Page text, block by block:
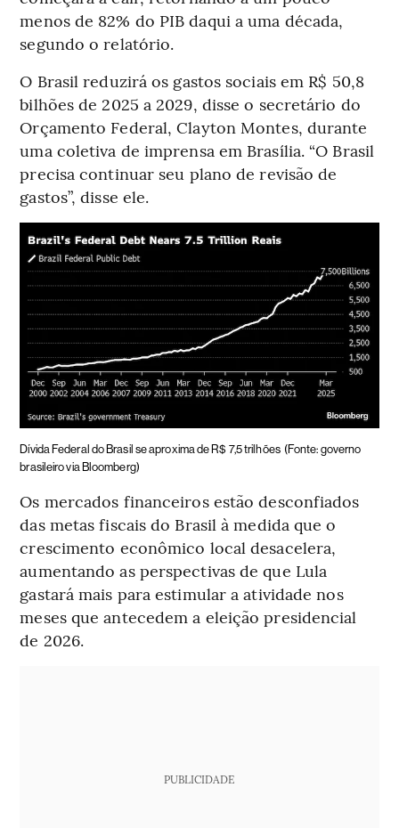
menos de 82% do PIB daqui a uma década,
segundo o relatório.
O Brasil reduzirá os gastos sociais em R$ 50,8
bilhões de 2025 a 2029, disse o secretário do
Orçamento Federal, Clayton Montes, durante
uma coletiva de imprensa em Brasília. “O Brasil
precisa continuar seu plano de revisão de
gastos”, disse ele.
Dívida Federal do Brasil se aproxima de R$ 7,5 trilhões (Fonte: governo
brasileiro via Bloomberg)
Os mercados financeiros estão desconfiados
das metas fiscais do Brasil à medida que o
crescimento econômico local desacelera,
aumentando as perspectivas de que Lula
gastará mais para estimular a atividade nos
meses que antecedem a eleição presidencial
de 2026.
PUBLICIDADE